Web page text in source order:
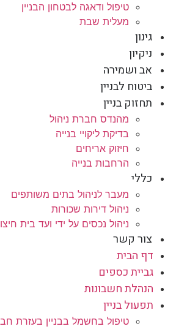
טיפול ודאגה לבטחון הבניין
מעלית שבת
גינון
ניקיון
אב ושמירה
ביטוח לבניין
תחזוק בניין
מהנדס חברת ניהול
בדיקת ליקויי בנייה
חיזוק אריחים
הרחבות בנייה
כללי
מעבר לניהול בתים משותפים
ניהול דירות שכורות
ניהול נכסים על ידי ועד בית
צור קשר
דף הבית
גביית כספים
הנהלת חשבונות
תפעול בניין
טיפול בחשמל בבניין בעזרת